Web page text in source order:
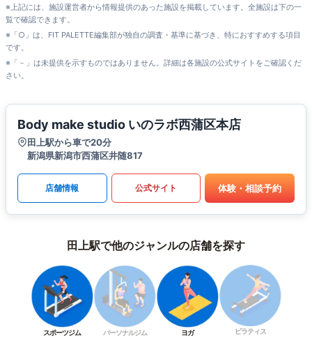
※上記には、施設運営者から情報提供のあった施設を掲載しています。全施設は下の一
覧で確認できます。
※「○」は、FIT PALETTE編集部が独自の調査・基準に基づき、特におすすめする項目
です。
※「－」は未提供を示すものではありません。詳細は各施設の公式サイトをご確認くだ
さい。
Body make studio いのラボ西蒲区本店
田上駅から車で20分
新潟県新潟市西蒲区井随817
店舗情報 公式サイト 体験・相談予約
田上駅で他のジャンルの店舗を探す
スポーツジム パーソナルジム ヨガ ピラティス